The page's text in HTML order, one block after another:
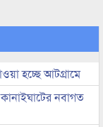
হচ্ছে আটগ্রামে
নবাগত